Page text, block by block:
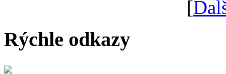
[
Rýchle odkazy